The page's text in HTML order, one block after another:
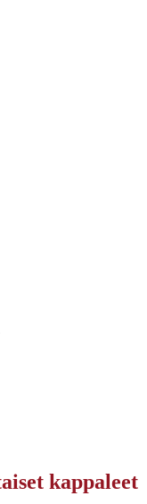
kappaleet